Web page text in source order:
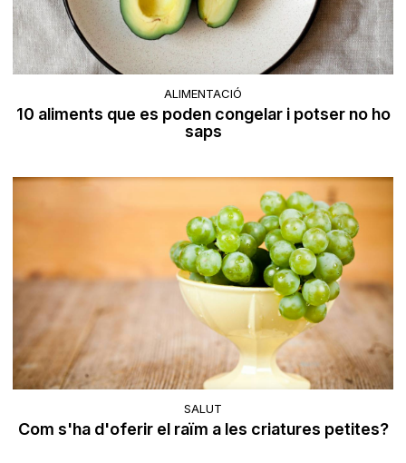
ALIMENTACIÓ
10 aliments que es poden congelar i potser no ho
saps
SALUT
Com s'ha d'oferir el raïm a les criatures petites?